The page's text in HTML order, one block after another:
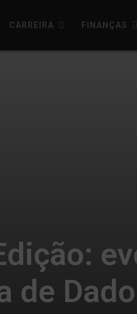
CARREIRA FINANÇAS
de